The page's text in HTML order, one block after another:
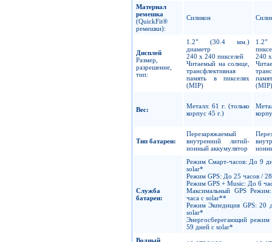
Материал
ремешка
(QuickFit®
ремешки):
Силикон
Дисплей
Размер,
разрешение,
тип:
1.2” (30.4 мм.)
диаметр
240 x 240 пикселей
Читаемый на солнце,
трансфлективная
память в пикселях
(MIP)
240
(MIP)
Вес:
Металл: 61 г. (только
корпус 45 г.)
Тип батареи:
Перезаряжаемый
внутренний литий-
ионный аккумулятор
Служба
батареи:
Режим Смарт-часов: До 9
solar*
Режим GPS: До 25 часов /
Режим GPS + Music: До 6
Максимальный GPS
часа с solar**
Режим Экпедиция GPS: 20
solar*
Энергосберегающий
59 дней с solar*
Водный